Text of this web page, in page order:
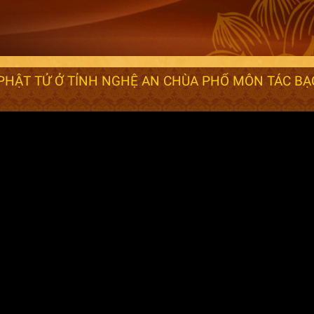
TỬ Ở TỈNH NGHỆ AN CHÙA PHỔ MÔN TÁC